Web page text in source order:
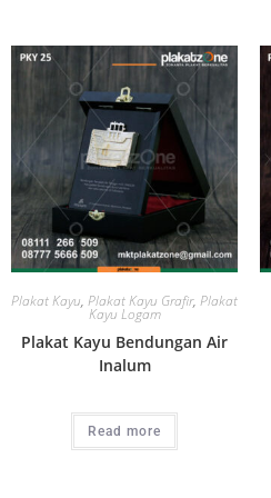
Plakat Kayu, Plakat Kayu Grafir, Plakat
Kayu Logam
Plakat Kayu Bendungan Air
Inalum
Read more